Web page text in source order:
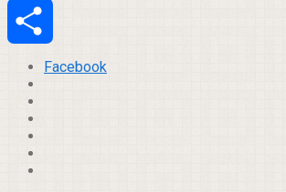
Email
Compartilhar
Facebook